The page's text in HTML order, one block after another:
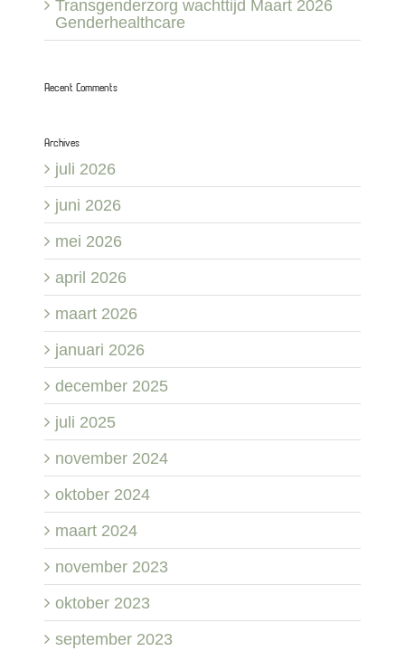
Transgenderzorg wachttijd Maart 2026
Genderhealthcare
Recent Comments
Archives
juli 2026
juni 2026
mei 2026
april 2026
maart 2026
januari 2026
december 2025
juli 2025
november 2024
oktober 2024
maart 2024
november 2023
oktober 2023
september 2023